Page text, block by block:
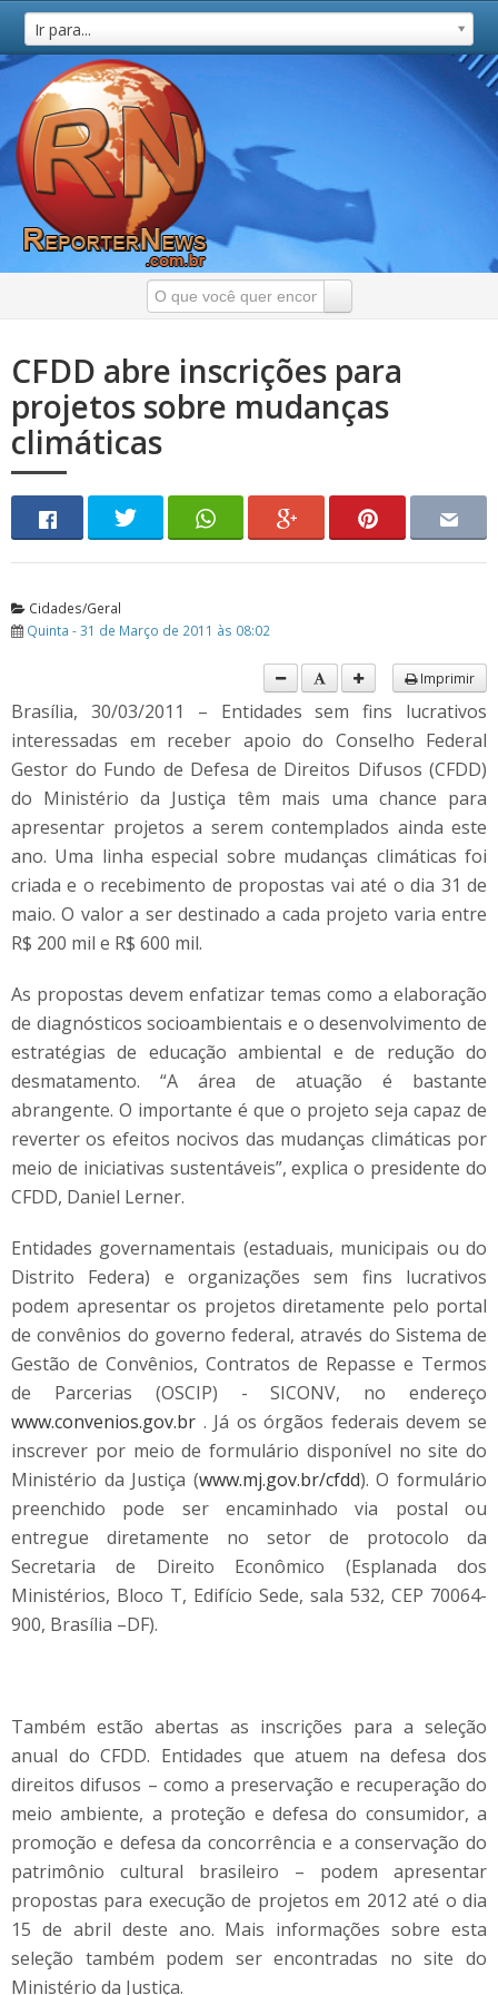
Ir para...
CFDD abre inscrições para
projetos sobre mudanças
climáticas
Cidades/Geral
Quinta - 31 de Março de 2011 às 08:02
Imprimir
Brasília, 30/03/2011 – Entidades sem fins lucrativos
interessadas em receber apoio do Conselho Federal
Gestor do Fundo de Defesa de Direitos Difusos (CFDD)
do Ministério da Justiça têm mais uma chance para
apresentar projetos a serem contemplados ainda este
ano. Uma linha especial sobre mudanças climáticas foi
criada e o recebimento de propostas vai até o dia 31 de
maio. O valor a ser destinado a cada projeto varia entre
R$ 200 mil e R$ 600 mil.
As propostas devem enfatizar temas como a elaboração
de diagnósticos socioambientais e o desenvolvimento de
estratégias de educação ambiental e de redução do
desmatamento. “A área de atuação é bastante
abrangente. O importante é que o projeto seja capaz de
reverter os efeitos nocivos das mudanças climáticas por
meio de iniciativas sustentáveis”, explica o presidente do
CFDD, Daniel Lerner.
Entidades governamentais (estaduais, municipais ou do
Distrito Federa) e organizações sem fins lucrativos
podem apresentar os projetos diretamente pelo portal
de convênios do governo federal, através do Sistema de
Gestão de Convênios, Contratos de Repasse e Termos
de Parcerias (OSCIP) - SICONV, no endereço
www.convenios.gov.br . Já os órgãos federais devem se
inscrever por meio de formulário disponível no site do
Ministério da Justiça (www.mj.gov.br/cfdd). O formulário
preenchido pode ser encaminhado via postal ou
entregue diretamente no setor de protocolo da
Secretaria de Direito Econômico (Esplanada dos
Ministérios, Bloco T, Edifício Sede, sala 532, CEP 70064-
900, Brasília –DF).
Também estão abertas as inscrições para a seleção
anual do CFDD. Entidades que atuem na defesa dos
direitos difusos – como a preservação e recuperação do
meio ambiente, a proteção e defesa do consumidor, a
promoção e defesa da concorrência e a conservação do
patrimônio cultural brasileiro – podem apresentar
propostas para execução de projetos em 2012 até o dia
15 de abril deste ano. Mais informações sobre esta
seleção também podem ser encontradas no site do
Ministério da Justiça.